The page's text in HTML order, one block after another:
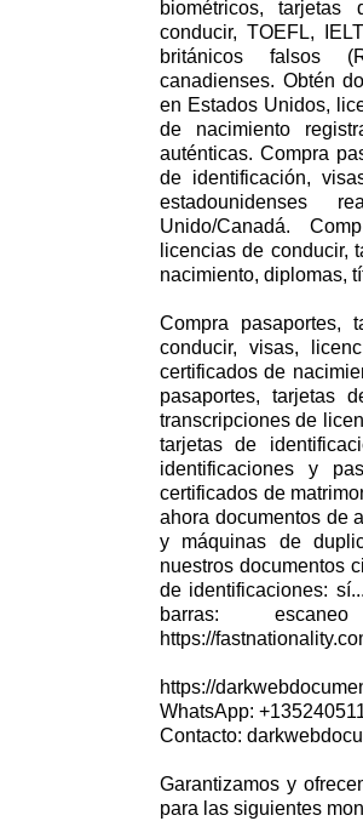
biométricos,
conducir, TOEFL,
británicos falsos
canadienses. Obtén
en Estados Unidos,
de nacimiento
auténticas. Compra
de identificación,
estadounidenses
Unido/Canadá.
licencias de conducir,
nacimiento, diplomas,
Compra pasaportes,
conducir, visas,
certificados de
pasaportes, tarjetas
transcripciones de
tarjetas de
identificaciones y
certificados de
ahora documentos de
y máquinas de
nuestros documentos
de identificaciones:
barras:
https://
https://
WhatsApp:
Contacto:
Garantizamos y
para las siguientes